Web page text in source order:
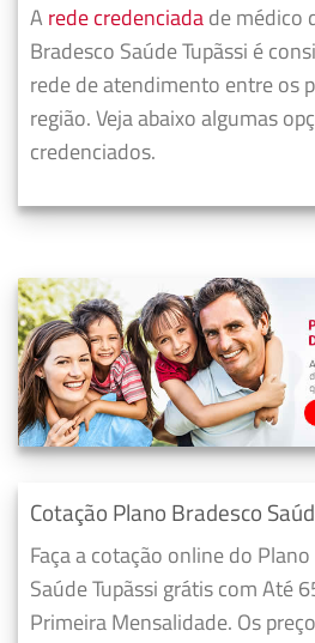
A rede credenciadade médico
Bradesco Saúde Tupãssi é
rede de atendimento entre os
região. Veja abaixo algumas
credenciados.
Cotação Plano Bradesco
Faça a cotação online do
Saúde Tupãssi grátis com Até
Primeira Mensalidade. Os